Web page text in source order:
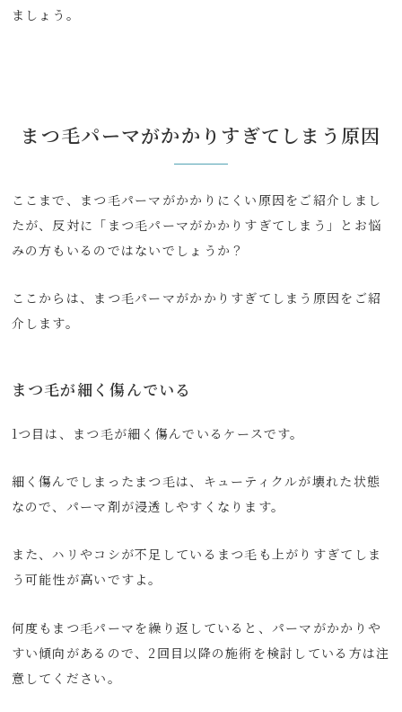
ましょう。
まつ毛パーマがかかりすぎてしまう原因
ここまで、まつ毛パーマがかかりにくい原因をご紹介しまし
たが、反対に「まつ毛パーマがかかりすぎてしまう」とお悩
みの方もいるのではないでしょうか？
ここからは、まつ毛パーマがかかりすぎてしまう原因をご紹
介します。
まつ毛が細く傷んでいる
1つ目は、まつ毛が細く傷んでいるケースです。
細く傷んでしまったまつ毛は、キューティクルが壊れた状態
なので、パーマ剤が浸透しやすくなります。
また、ハリやコシが不足しているまつ毛も上がりすぎてしま
う可能性が高いですよ。
何度もまつ毛パーマを繰り返していると、パーマがかかりや
すい傾向があるので、2回目以降の施術を検討している方は注
意してください。